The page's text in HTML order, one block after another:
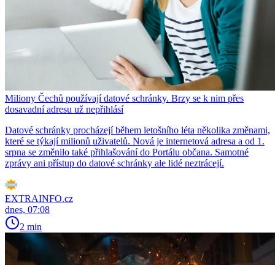
Miliony Čechů používají datové schránky. Brzy se k nim přes
dosavadní adresu už nepřihlásí
Datové schránky procházejí během letošního léta několika změnami,
které se týkají milionů uživatelů. Nová je internetová adresa a od 1.
srpna se změnilo také přihlašování do Portálu občana. Samotné
zprávy ani přístup do datové schránky ale lidé neztrácejí.
EXTRAINFO.cz
dnes, 07:08
2 min